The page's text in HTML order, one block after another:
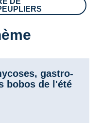
gastro-
bobos de l'été